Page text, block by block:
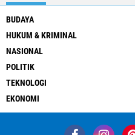
BUDAYA
HUKUM & KRIMINAL
NASIONAL
POLITIK
TEKNOLOGI
EKONOMI